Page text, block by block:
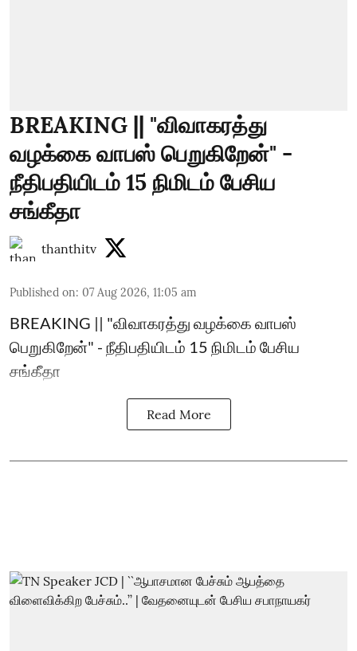
BREAKING || "விவாகரத்து
வழக்கை வாபஸ் பெறுகிறேன்" -
நீதிபதியிடம் 15 நிமிடம் பேசிய
சங்கீதா
thanthitv
Published on: 07 Aug 2026, 11:05 am
BREAKING || "விவாகரத்து வழக்கை வாபஸ்
பெறுகிறேன்" - நீதிபதியிடம் 15 நிமிடம் பேசிய
சங்கீதா
Read More